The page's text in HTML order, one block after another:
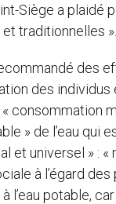
Siège a plaidé
traditionnelles ».
des
des individus
consommation
» de l’eau qui
et universel » : «
à l’égard des
l’eau potable,